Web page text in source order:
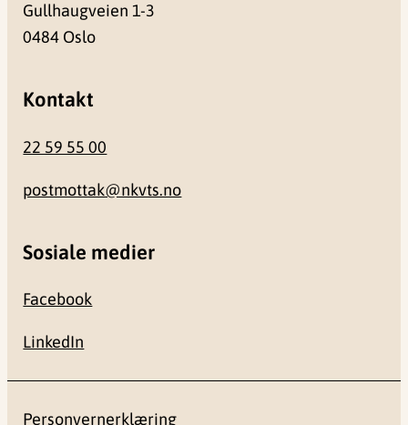
Gullhaugveien 1-3
0484 Oslo
Kontakt
22 59 55 00
postmottak@nkvts.no
Sosiale medier
Facebook
LinkedIn
Personvernerklæring